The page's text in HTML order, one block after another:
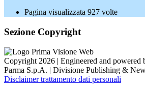
Pagina visualizzata 927 volte
Sezione Copyright
Copyright 2026 | Engineered and powered
Parma S.p.A. | Divisione Publishing &
Disclaimer trattamento dati personali